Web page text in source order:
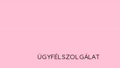
ÜGYFÉLSZOLGÁLAT